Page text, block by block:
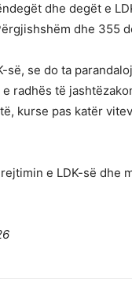
dhe degët e
dhe 355
së, se do ta
radhës të
kurse pas katër
e LDK-së